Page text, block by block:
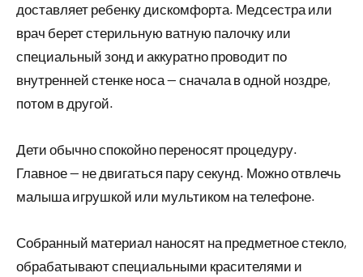
доставляет ребенку дискомфорта. Медсестра или
врач берет стерильную ватную палочку или
специальный зонд и аккуратно проводит по
внутренней стенке носа — сначала в одной ноздре,
потом в другой.
Дети обычно спокойно переносят процедуру.
Главное — не двигаться пару секунд. Можно отвлечь
малыша игрушкой или мультиком на телефоне.
Собранный материал наносят на предметное стекло,
обрабатывают специальными красителями и